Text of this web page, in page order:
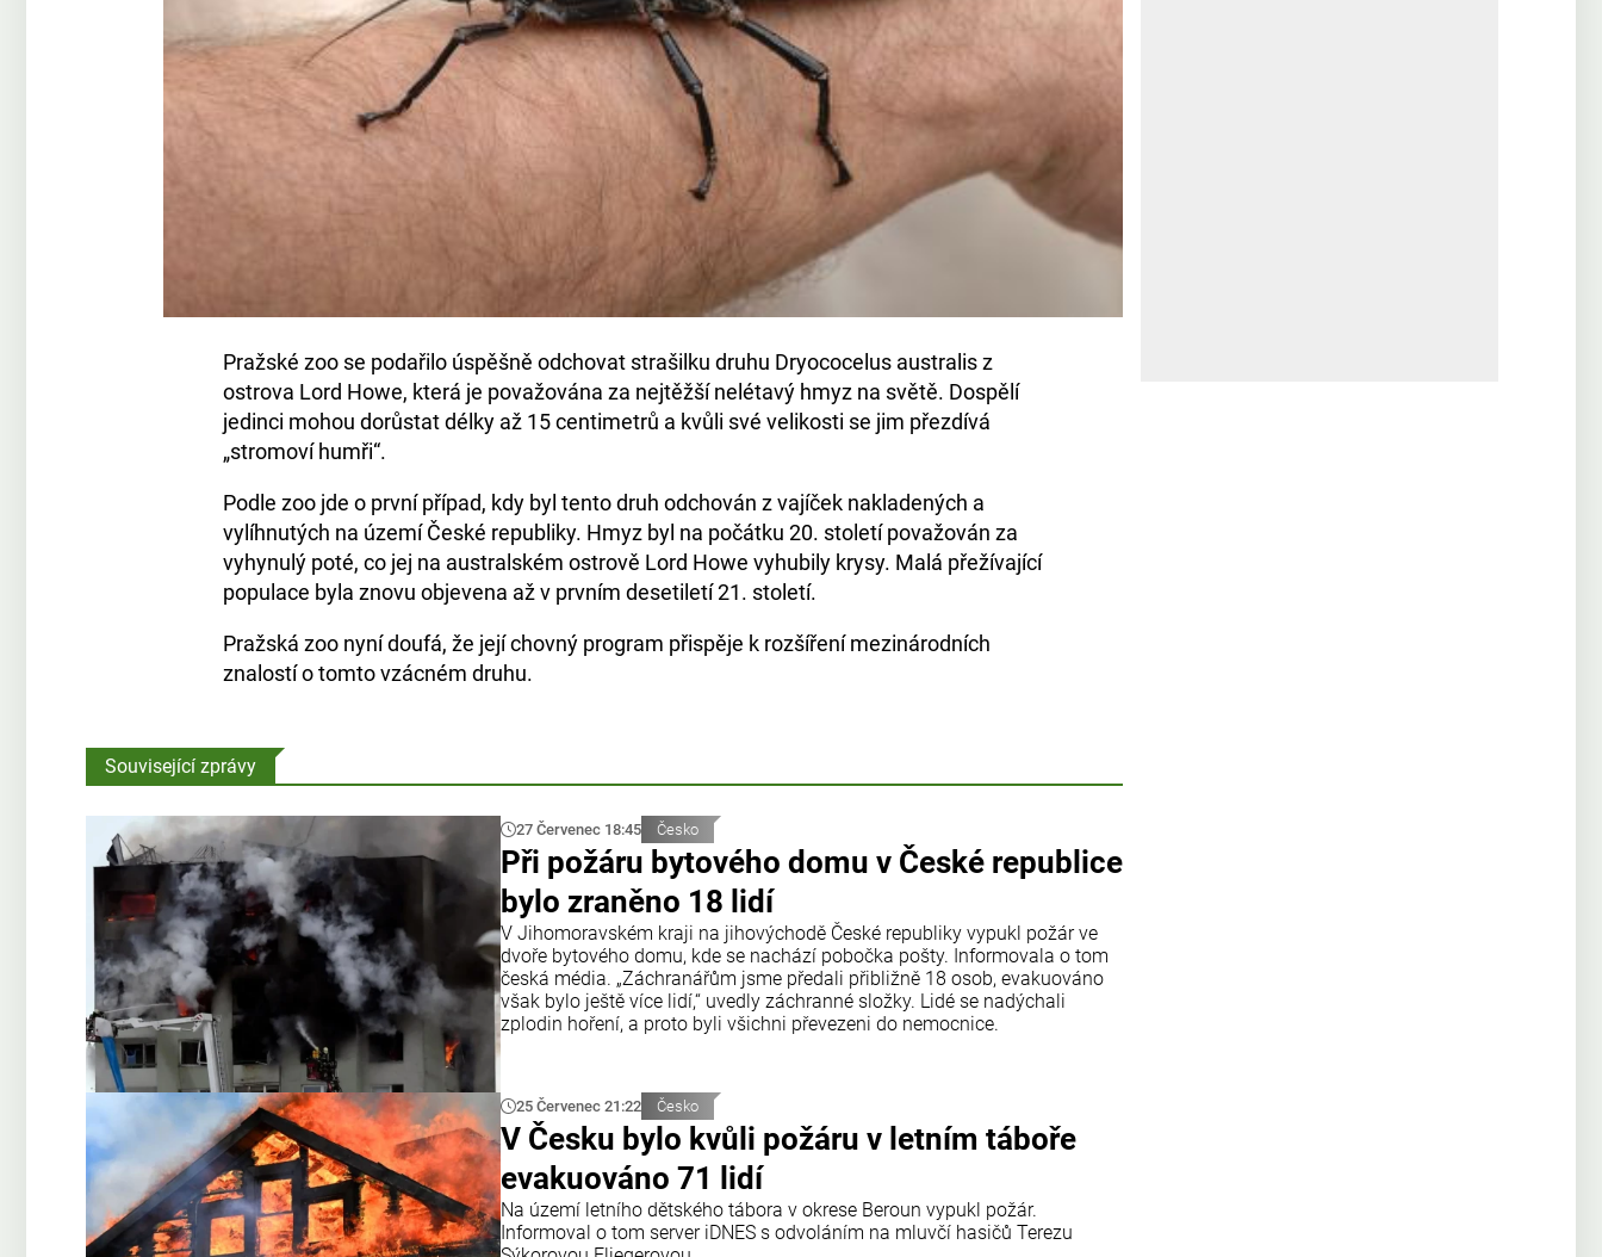
Pražské zoo se podařilo úspěšně odchovat strašilku druhu Dryococelus australis z
ostrova Lord Howe, která je považována za nejtěžší nelétavý hmyz na světě. Dospělí
jedinci mohou dorůstat délky až 15 centimetrů a kvůli své velikosti se jim přezdívá
„stromoví humři“.
Podle zoo jde o první případ, kdy byl tento druh odchován z vajíček nakladených a
vylíhnutých na území České republiky. Hmyz byl na počátku 20. století považován za
vyhynulý poté, co jej na australském ostrově Lord Howe vyhubily krysy. Malá přežívající
populace byla znovu objevena až v prvním desetiletí 21. století.
Pražská zoo nyní doufá, že její chovný program přispěje k rozšíření mezinárodních
znalostí o tomto vzácném druhu.
Související zprávy
27 Červenec 18:45 Česko
Při požáru bytového domu v České republice
bylo zraněno 18 lidí
V Jihomoravském kraji na jihovýchodě České republiky vypukl požár ve
dvoře bytového domu, kde se nachází pobočka pošty. Informovala o tom
česká média. „Záchranářům jsme předali přibližně 18 osob, evakuováno
však bylo ještě více lidí,“ uvedly záchranné složky. Lidé se nadýchali
zplodin hoření, a proto byli všichni převezeni do nemocnice.
25 Červenec 21:22 Česko
V Česku bylo kvůli požáru v letním táboře
evakuováno 71 lidí
Na území letního dětského tábora v okrese Beroun vypukl požár.
Informoval o tom server iDNES s odvoláním na mluvčí hasičů Terezu